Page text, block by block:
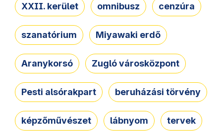
XXII. kerület omnibusz cenzúra
szanatórium Miyawaki erdő
Aranykorsó Zugló városközpont
Pesti alsórakpart beruházási törvény
képzőművészet lábnyom tervek